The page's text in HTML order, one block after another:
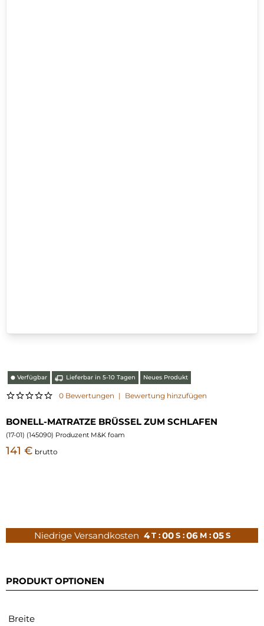
⬤ Verfügbar Lieferbar in 5-10 Tagen Neues Produkt
0 Bewertungen | Bewertung hinzufügen
BONELL-MATRATZE BRÜSSEL ZUM SCHLAFEN
(17-01) (145090) Produzent M&K foam
141 € brutto
Niedrige Versandkosten 4 T : 00 S : 06 M : 04S
PRODUKT OPTIONEN
Breite